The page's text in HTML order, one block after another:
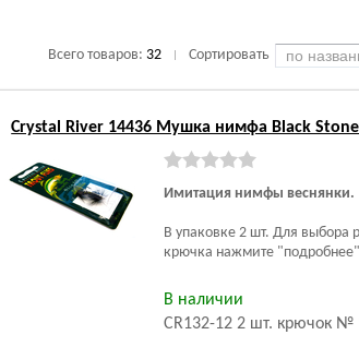
Всего товаров: 32 Сортировать
Crystal River 14436 Мушка нимфа Black
Имитация нимфы веснянки.
В упаковке 2 шт.Для выбора
крючка нажмите
В наличии
CR132-12 2 шт. крючок №